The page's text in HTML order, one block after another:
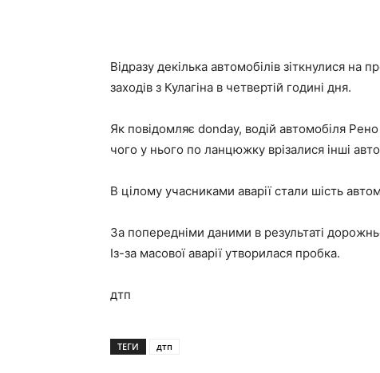
Відразу декілька автомобілів зіткнулися на
заходів з Кулагіна в четвертій годині дня.
Як повідомляє donday, водій автомобіля
чого у нього по ланцюжку врізалися інші
В цілому учасниками аварії стали шість
За попередніми даними в результаті
Із-за масової аварії утворилася пробка.
дтп
ТЕГИ дтп